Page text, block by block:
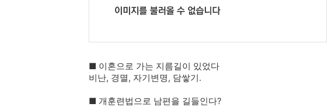
■ 이혼으로 가는 지름길이 있었다
비난, 경멸, 자기변명, 담쌓기.
■ 개훈련법으로 남편을 길들인다?